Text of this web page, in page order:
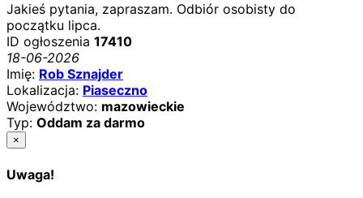
Jakieś pytania, zapraszam. Odbiór osobisty do
początku lipca.
ID ogłoszenia 17410
18-06-2026
Imię: Rob Sznajder
Lokalizacja: Piaseczno
Województwo: mazowieckie
Typ: Oddam za darmo
×
Uwaga!